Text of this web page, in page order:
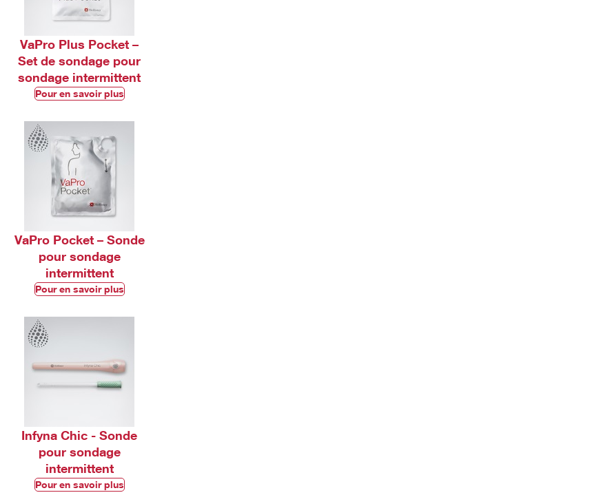
VaPro Plus Pocket –
Set de sondage pour
sondage intermittent​
Pour en savoir plus
VaPro Pocket – Sonde
pour sondage
intermittent
Pour en savoir plus
Infyna Chic - Sonde
pour sondage
intermittent
Pour en savoir plus